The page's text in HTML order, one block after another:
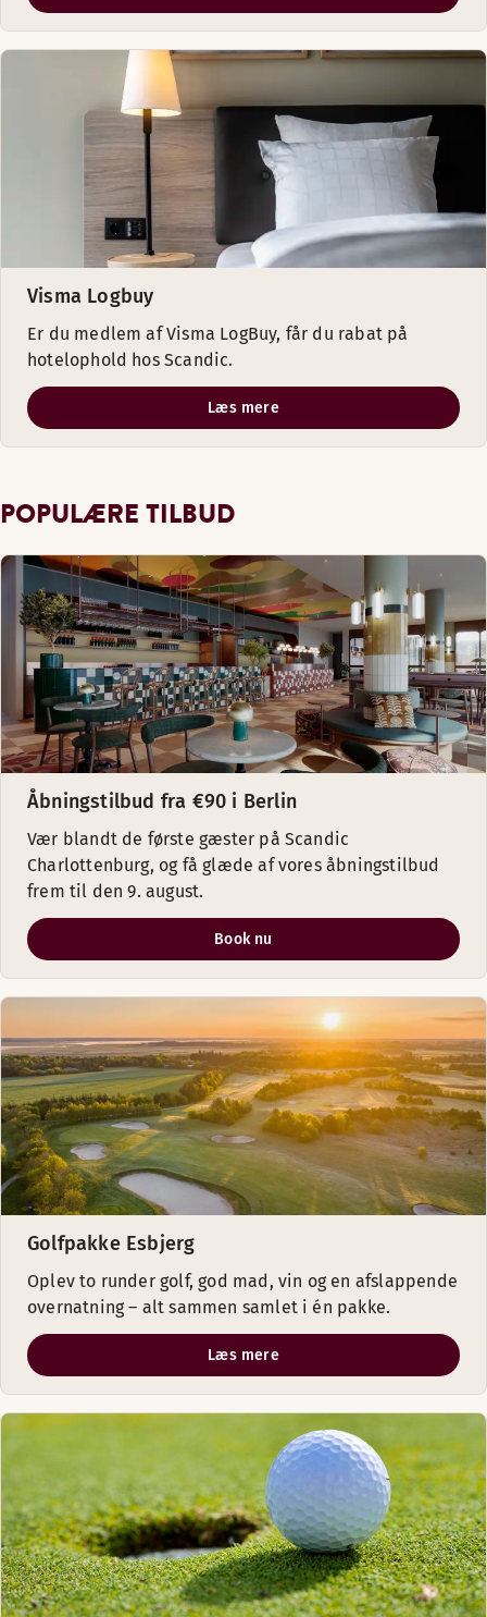
Visma Logbuy
Er du medlem af Visma LogBuy, får du rabat på
hotelophold hos Scandic.
Læs mere
POPULÆRE TILBUD
Åbningstilbud fra €90 i Berlin
Vær blandt de første gæster på Scandic
Charlottenburg, og få glæde af vores åbningstilbud
frem til den 9. august.
Book nu
Golfpakke Esbjerg
Oplev to runder golf, god mad, vin og en afslappende
overnatning – alt sammen samlet i én pakke.
Læs mere